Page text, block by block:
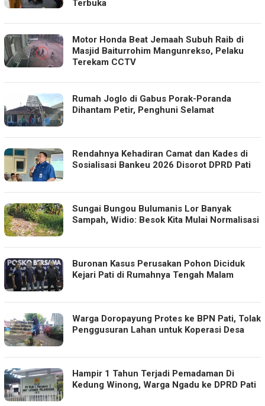
Terbuka
Motor Honda Beat Jemaah Subuh Raib di
Masjid Baiturrohim Mangunrekso, Pelaku
Terekam CCTV
Rumah Joglo di Gabus Porak-Poranda
Dihantam Petir, Penghuni Selamat
Rendahnya Kehadiran Camat dan Kades di
Sosialisasi Bankeu 2026 Disorot DPRD Pati
Sungai Bungou Bulumanis Lor Banyak
Sampah, Widio: Besok Kita Mulai Normalisasi
Buronan Kasus Perusakan Pohon Diciduk
Kejari Pati di Rumahnya Tengah Malam
Warga Doropayung Protes ke BPN Pati, Tolak
Penggusuran Lahan untuk Koperasi Desa
Hampir 1 Tahun Terjadi Pemadaman Di
Kedung Winong, Warga Ngadu ke DPRD Pati